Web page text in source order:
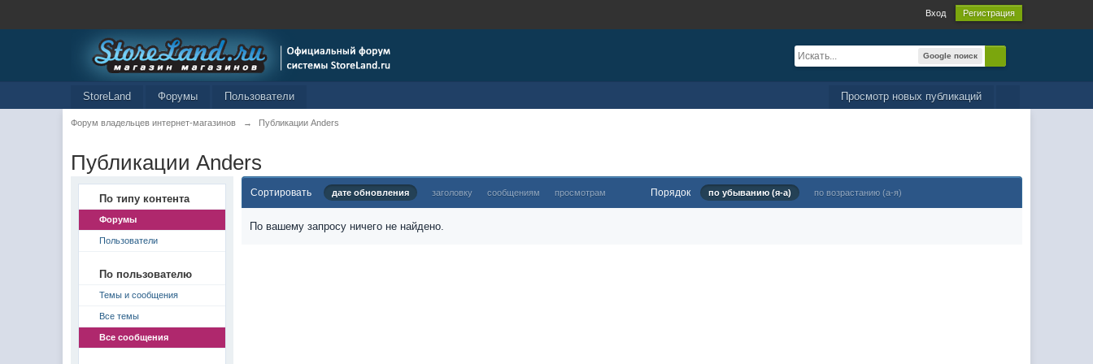
Вход Регистрация
Google поиск
Просмотр новых публикаций
StoreLand Форумы Пользователи
Форум владельцев интернет-магазинов → Публикации Anders
Публикации Anders
По типу контента
Форумы
Пользователи
По пользователю
Темы и сообщения
Все темы
Все сообщения
Сортировать дате обновления заголовку сообщениям просмотрам Порядок по убыванию (я-а) по возрастанию (а-я)
По вашему запросу ничего не найдено.